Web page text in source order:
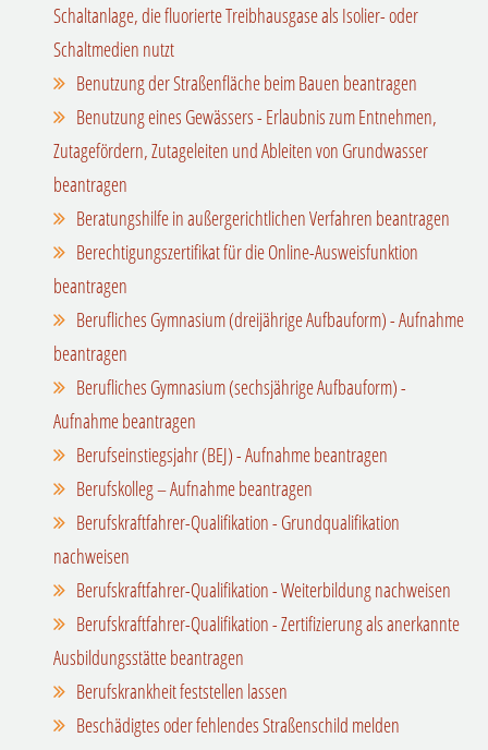
Schaltanlage, die fluorierte Treibhausgase als Isolier- oder
Schaltmedien nutzt
Benutzung der Straßenfläche beim Bauen beantragen
Benutzung eines Gewässers - Erlaubnis zum Entnehmen,
Zutagefördern, Zutageleiten und Ableiten von Grundwasser
beantragen
Beratungshilfe in außergerichtlichen Verfahren beantragen
Berechtigungszertifikat für die Online-Ausweisfunktion
beantragen
Berufliches Gymnasium (dreijährige Aufbauform) - Aufnahme
beantragen
Berufliches Gymnasium (sechsjährige Aufbauform) -
Aufnahme beantragen
Berufseinstiegsjahr (BEJ) - Aufnahme beantragen
Berufskolleg – Aufnahme beantragen
Berufskraftfahrer-Qualifikation - Grundqualifikation
nachweisen
Berufskraftfahrer-Qualifikation - Weiterbildung nachweisen
Berufskraftfahrer-Qualifikation - Zertifizierung als anerkannte
Ausbildungsstätte beantragen
Berufskrankheit feststellen lassen
Beschädigtes oder fehlendes Straßenschild melden